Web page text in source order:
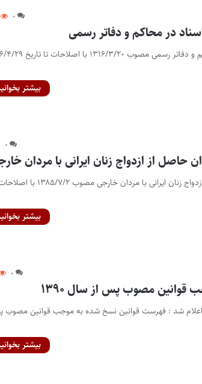
۰
در محاکم و دفاتر رسمی
قانون راجع به ترجمه اظهارات و اسناد در محاکم و دفاتر
بیشتر
۰
حاصل از ازدواج زنان ایرانی با مردان
قانون تعیین تکلیف تابعیت فرزندان حاصل از ازدواج زنان ایرانی با مردان خارجی مصوب ۱۳۸۵/۷/۲
بیشتر
۰
مصوب پس از سال ۱۳۹۰
شد : فهرست قوانین نسخ شده به موجب قوانین
بیشتر